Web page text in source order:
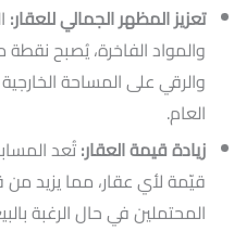
تعزيز المظهر الجمالي للعقار:
والمواد الفاخرة، يُصبح
والرقي على المساحة
العام.
زيادة قيمة العقار:تُعد
قيّمة لأي عقار، مما يزيد
المحتملين في حال الرغبة